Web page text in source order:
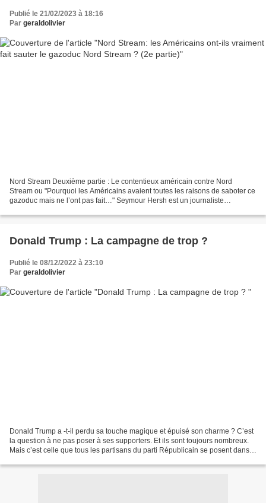
Publié le 21/02/2023 à 18:16
Par geraldolivier
Nord Stream Deuxième partie : Le contentieux américain contre Nord
Stream ou "Pourquoi les Américains avaient toutes les raisons de saboter ce
gazoduc mais ne l’ont pas fait…" Seymour Hersh est un journaliste
Donald Trump : La campagne de trop ?
Publié le 08/12/2022 à 23:10
Par geraldolivier
Donald Trump a -t-il perdu sa touche magique et épuisé son charme ? C’est
la question à ne pas poser à ses supporters. Et ils sont toujours nombreux.
Mais c’est celle que tous les partisans du parti Républicain se posent dans